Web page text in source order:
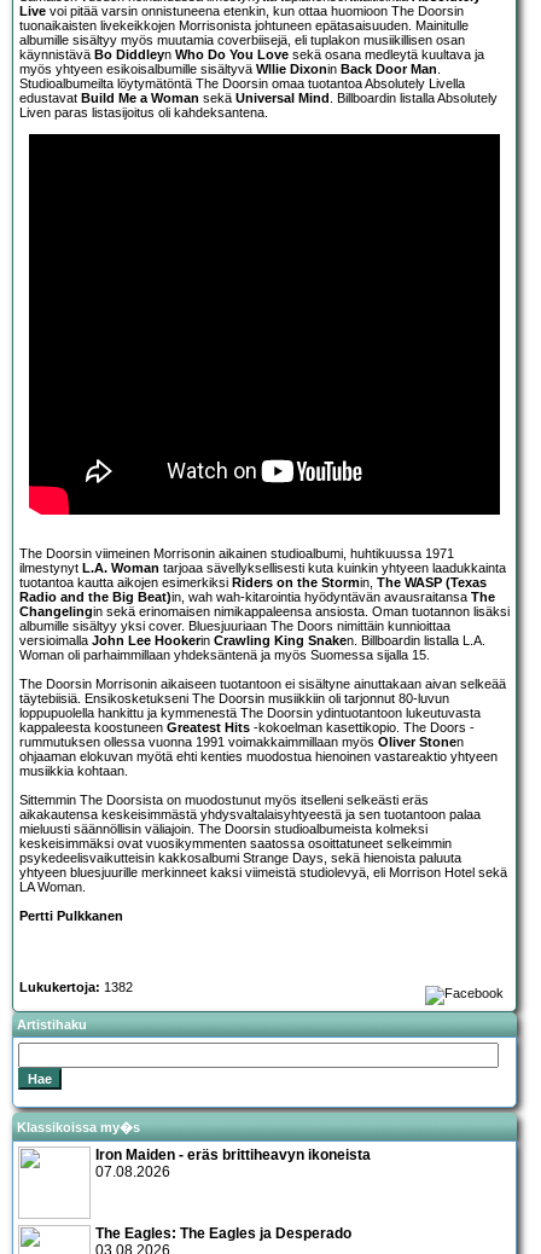
Live voi pitää varsin onnistuneena etenkin, kun ottaa huomioon The Doorsin
tuonaikaisten livekeikkojen Morrisonista johtuneen epätasaisuuden. Mainitulle
albumille sisältyy myös muutamia coverbiisejä, eli tuplakon musiikillisen osan
käynnistävä Bo Diddleyn Who Do You Love sekä osana medleytä kuultava ja
myös yhtyeen esikoisalbumille sisältyvä Wllie Dixonin Back Door Man.
Studioalbumeilta löytymätöntä The Doorsin omaa tuotantoa Absolutely Livella
edustavat Build Me a Woman sekä Universal Mind . Billboardin listalla Absolutely
Liven paras listasijoitus oli kahdeksantena.
The Doorsin viimeinen Morrisonin aikainen studioalbumi, huhtikuussa 1971
ilmestynyt L.A. Woman tarjoaa sävellyksellisesti kuta kuinkin yhtyeen laadukkainta
tuotantoa kautta aikojen esimerkiksi Riders on the Stormin, The WASP (Texas
Radio and the Big Beat)in, wah wah-kitarointia hyödyntävän avausraitansa The
Changelingin sekä erinomaisen nimikappaleensa ansiosta. Oman tuotannon lisäksi
albumille sisältyy yksi cover. Bluesjuuriaan The Doors nimittäin kunnioittaa
versioimalla John Lee Hookerin Crawling King Snaken. Billboardin listalla L.A.
Woman oli parhaimmillaan yhdeksäntenä ja myös Suomessa sijalla 15.
The Doorsin Morrisonin aikaiseen tuotantoon ei sisältyne ainuttakaan aivan selkeää
täytebiisiä. Ensikosketukseni The Doorsin musiikkiin oli tarjonnut 80-luvun
loppupuolella hankittu ja kymmenestä The Doorsin ydintuotantoon lukeutuvasta
kappaleesta koostuneen Greatest Hits -kokoelman kasettikopio. The Doors -
rummutuksen ollessa vuonna 1991 voimakkaimmillaan myös Oliver Stonen
ohjaaman elokuvan myötä ehti kenties muodostua hienoinen vastareaktio yhtyeen
musiikkia kohtaan.
Sittemmin The Doorsista on muodostunut myös itselleni selkeästi eräs
aikakautensa keskeisimmästä yhdysvaltalaisyhtyeestä ja sen tuotantoon palaa
mieluusti säännöllisin väliajoin. The Doorsin studioalbumeista kolmeksi
keskeisimmäksi ovat vuosikymmenten saatossa osoittatuneet selkeimmin
psykedeelisvaikutteisin kakkosalbumi Strange Days, sekä hienoista paluuta
yhtyeen bluesjuurille merkinneet kaksi viimeistä studiolevyä, eli Morrison Hotel sekä
LA Woman.
Pertti Pulkkanen
Lukukertoja: 1382
Artistihaku
Klassikoissa my�s
Iron Maiden - eräs brittiheavyn ikoneista
07.08.2026
The Eagles: The Eagles ja Desperado
03.08.2026